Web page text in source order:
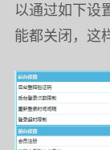
以通过如下设
能都关闭，这